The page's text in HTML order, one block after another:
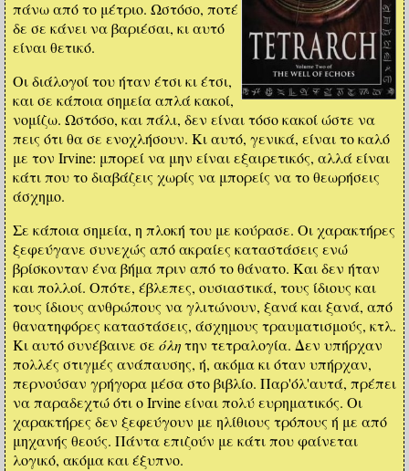
πάνω από το μέτριο. Ωστόσο, ποτέ
δε σε κάνει να βαριέσαι, κι αυτό
είναι θετικό.
Οι διάλογοί του ήταν έτσι κι έτσι,
και σε κάποια σημεία απλά κακοί,
νομίζω. Ωστόσο, και πάλι, δεν είναι τόσο κακοί ώστε να
πεις ότι θα σε ενοχλήσουν. Κι αυτό, γενικά, είναι το καλό
με τον Irvine: μπορεί να μην είναι εξαιρετικός, αλλά είναι
κάτι που το διαβάζεις χωρίς να μπορείς να το θεωρήσεις
άσχημο.
Σε κάποια σημεία, η πλοκή του με κούρασε. Οι χαρακτήρες
ξεφεύγανε συνεχώς από ακραίες καταστάσεις ενώ
βρίσκονταν ένα βήμα πριν από το θάνατο. Και δεν ήταν
και πολλοί. Οπότε, έβλεπες, ουσιαστικά, τους ίδιους και
τους ίδιους ανθρώπους να γλιτώνουν, ξανά και ξανά, από
θανατηφόρες καταστάσεις, άσχημους τραυματισμούς, κτλ.
Κι αυτό συνέβαινε σε όλητην τετραλογία. Δεν υπήρχαν
πολλές στιγμές ανάπαυσης, ή, ακόμα κι όταν υπήρχαν,
περνούσαν γρήγορα μέσα στο βιβλίο. Παρ'όλ'αυτά, πρέπει
να παραδεχτώ ότι ο Irvine είναι πολύ ευρηματικός. Οι
χαρακτήρες δεν ξεφεύγουν με ηλίθιους τρόπους ή με από
μηχανής θεούς. Πάντα επιζούν με κάτι που φαίνεται
λογικό, ακόμα και έξυπνο.